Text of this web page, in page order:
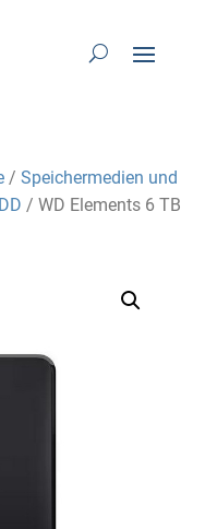
/Speichermedien und
/ WD Elements 6 TB